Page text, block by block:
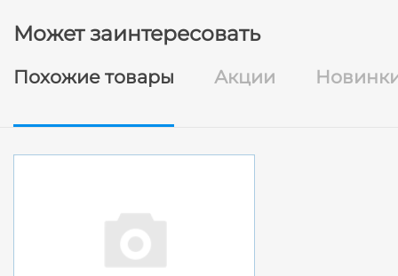
Может заинтересовать
Похожие товары Акции